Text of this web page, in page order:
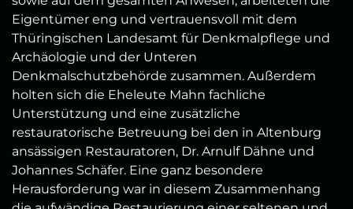
Eigentümer eng und vertrauensvoll mit dem
Thüringischen Landesamt für Denkmalpflege und
Archäologie und der Unteren
Denkmalschutzbehörde zusammen. Außerdem
holten sich die Eheleute Mahn fachliche
Unterstützung und eine zusätzliche
restauratorische Betreuung bei den in Altenburg
ansässigen Restauratoren, Dr. Arnulf Dähne und
Johannes Schäfer. Eine ganz besondere
Herausforderung war in diesem Zusammenhang